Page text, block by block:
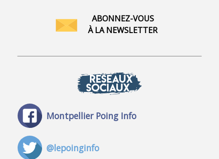
ABONNEZ-VOUS
À LA NEWSLETTER
RÉSEAUX
SOCIAUX
Montpellier Poing Info
@lepoinginfo